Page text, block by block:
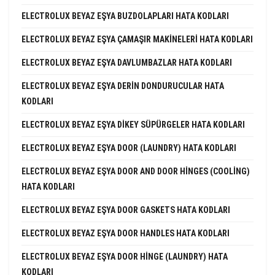
ELECTROLUX BEYAZ EŞYA BUZDOLAPLARI HATA KODLARI
ELECTROLUX BEYAZ EŞYA ÇAMAŞIR MAKINELERI HATA KODLARI
ELECTROLUX BEYAZ EŞYA DAVLUMBAZLAR HATA KODLARI
ELECTROLUX BEYAZ EŞYA DERIN DONDURUCULAR HATA
KODLARI
ELECTROLUX BEYAZ EŞYA DIKEY SÜPÜRGELER HATA KODLARI
ELECTROLUX BEYAZ EŞYA DOOR (LAUNDRY) HATA KODLARI
ELECTROLUX BEYAZ EŞYA DOOR AND DOOR HINGES (COOLING)
HATA KODLARI
ELECTROLUX BEYAZ EŞYA DOOR GASKETS HATA KODLARI
ELECTROLUX BEYAZ EŞYA DOOR HANDLES HATA KODLARI
ELECTROLUX BEYAZ EŞYA DOOR HINGE (LAUNDRY) HATA
KODLARI